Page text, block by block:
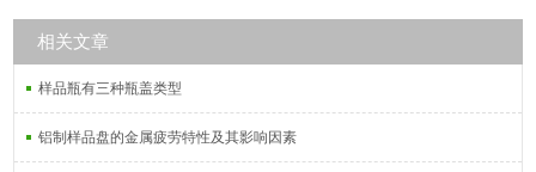
相关文章
样品瓶有三种瓶盖类型
铝制样品盘的金属疲劳特性及其影响因素